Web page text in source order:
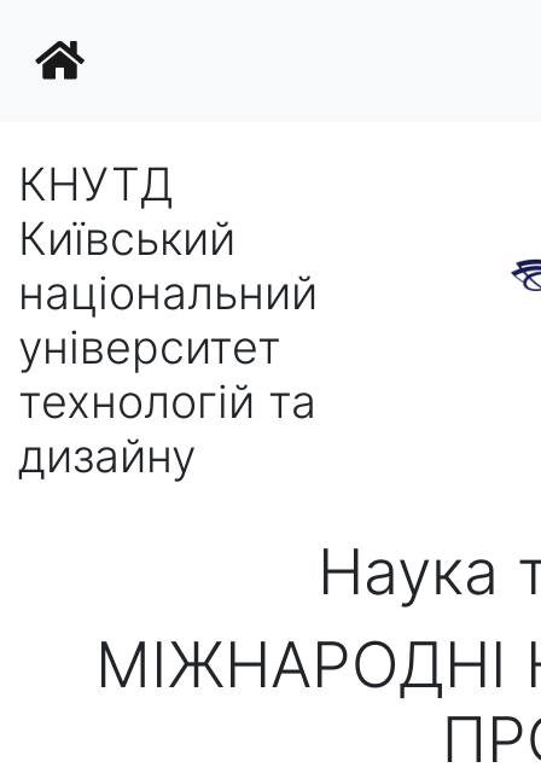
КНУТД
Київський
національний
університет
технологій та
дизайну
Наука
МІЖНАРОДНІ